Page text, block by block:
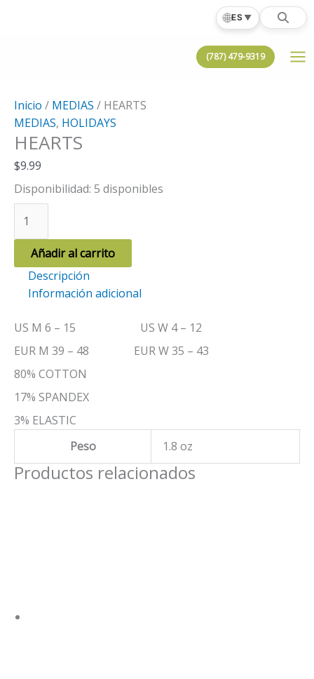
🌐ES▼
(787) 479-9319
Inicio / MEDIAS / HEARTS
MEDIAS, HOLIDAYS
HEARTS
$9.99
Disponibilidad: 5 disponibles
cantidad
Añadir al carrito
Descripción
Información adicional
US M 6 – 15 US W 4 – 12
EUR M 39 – 48 EUR W 35 – 43
80% COTTON
17% SPANDEX
3% ELASTIC
Peso
1.8 oz
Productos relacionados